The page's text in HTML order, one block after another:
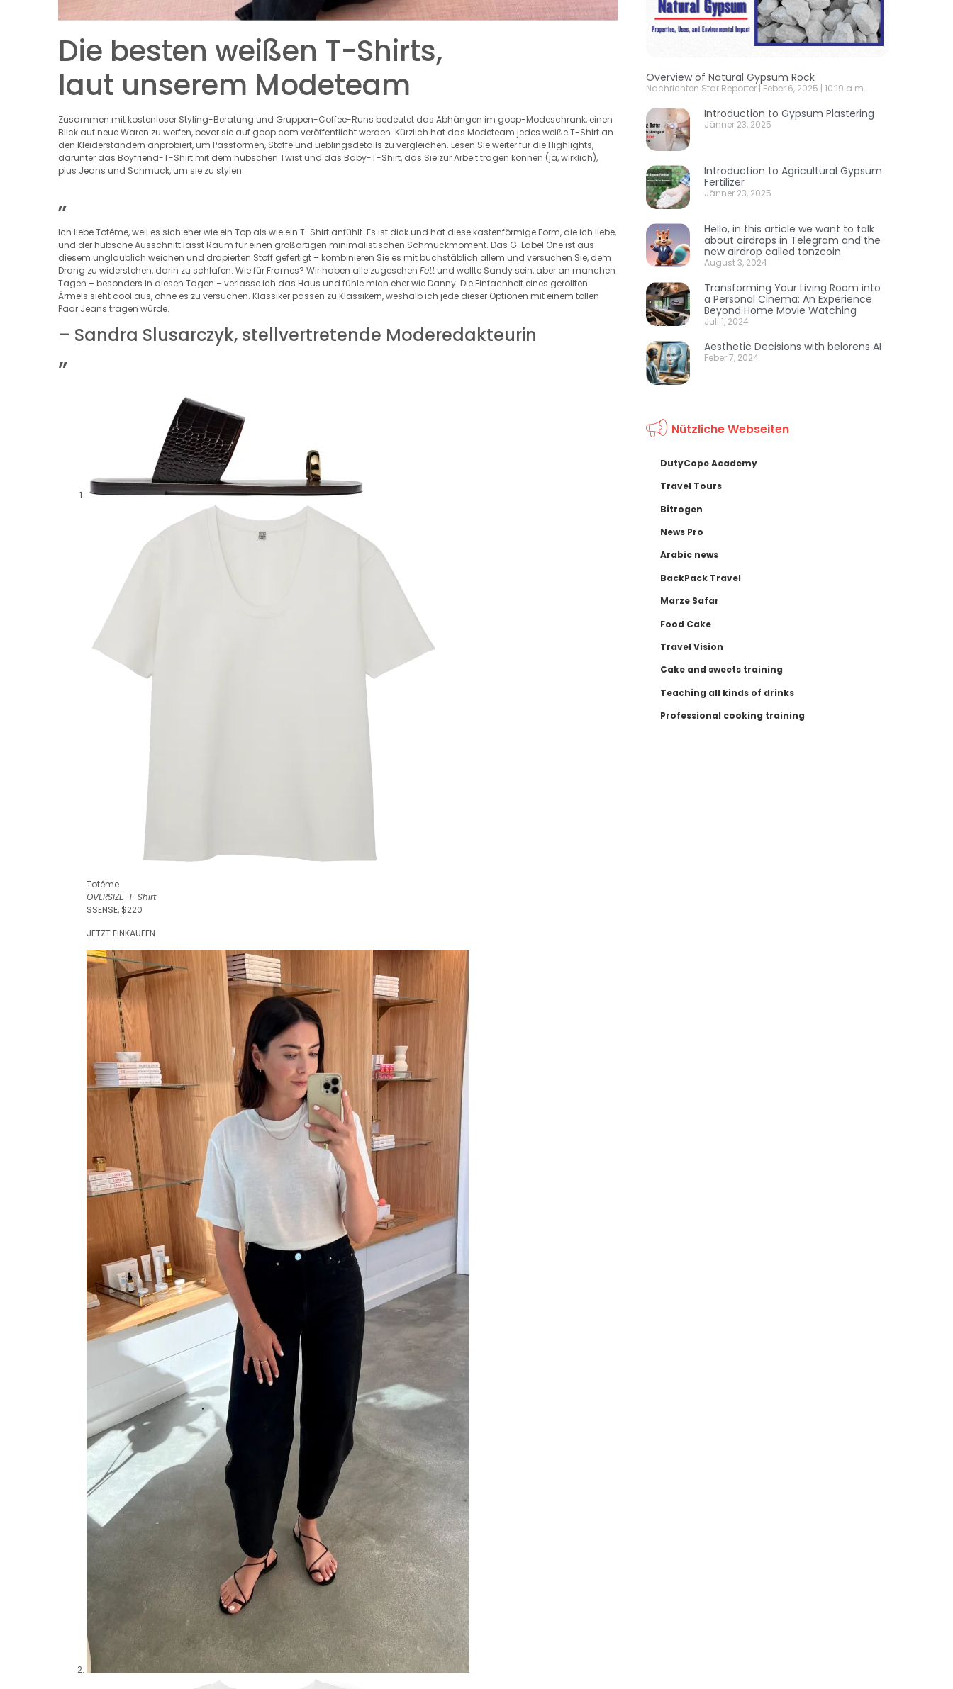
Die besten weißen T-Shirts,
laut unserem Modeteam
Zusammen mit kostenloser Styling-Beratung und Gruppen-Coffee-Runs bedeutet das Abhängen im goop-Modeschrank, einen
Blick auf neue Waren zu werfen, bevor sie auf goop.com veröffentlicht werden. Kürzlich hat das Modeteam jedes weiße T-Shirt an
den Kleiderständern anprobiert, um Passformen, Stoffe und Lieblingsdetails zu vergleichen. Lesen Sie weiter für die Highlights,
darunter das Boyfriend-T-Shirt mit dem hübschen Twist und das Baby-T-Shirt, das Sie zur Arbeit tragen können (ja, wirklich),
plus Jeans und Schmuck, um sie zu stylen.
„
Ich liebe Totême, weil es sich eher wie ein Top als wie ein T-Shirt anfühlt. Es ist dick und hat diese kastenförmige Form, die ich liebe,
und der hübsche Ausschnitt lässt Raum für einen großartigen minimalistischen Schmuckmoment. Das G. Label One ist aus
diesem unglaublich weichen und drapierten Stoff gefertigt – kombinieren Sie es mit buchstäblich allem und versuchen Sie, dem
Drang zu widerstehen, darin zu schlafen. Wie für Frames? Wir haben alle zugesehen Fettund wollte Sandy sein, aber an manchen
Tagen – besonders in diesen Tagen – verlasse ich das Haus und fühle mich eher wie Danny. Die Einfachheit eines gerollten
Ärmels sieht cool aus, ohne es zu versuchen. Klassiker passen zu Klassikern, weshalb ich jede dieser Optionen mit einem tollen
Paar Jeans tragen würde.
– Sandra Slusarczyk, stellvertretende Moderedakteurin
”
Totême
OVERSIZE-T-Shirt
SSENSE, $220
JETZT EINKAUFEN
Overview of Natural Gypsum Rock
Nachrichten Star Reporter Feber 6, 2025 10:19 a.m.
Introduction to Gypsum Plastering
Jänner 23, 2025
Introduction to Agricultural Gypsum
Fertilizer
Jänner 23, 2025
Hello, in this article we want to talk
about airdrops in Telegram and the
new airdrop called tonzcoin
August 3, 2024
Transforming Your Living Room into
a Personal Cinema: An Experience
Beyond Home Movie Watching
Juli 1, 2024
Aesthetic Decisions with belorens AI
Feber 7, 2024
Nützliche Webseiten
DutyCope Academy
Travel Tours
Bitrogen
News Pro
Arabic news
BackPack Travel
Marze Safar
Food Cake
Travel Vision
Cake and sweets training
Teaching all kinds of drinks
Professional cooking training